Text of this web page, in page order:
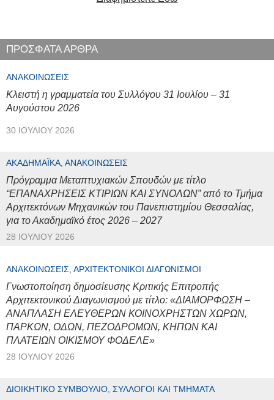
ΠΡΟΣΦΑΤΑ ΑΡΘΡΑ
ΑΝΑΚΟΙΝΏΣΕΙΣ
Κλειστή η γραμματεία του Συλλόγου 31 Ιουλίου – 31
Αυγούστου 2026
30 ΙΟΥΛΊΟΥ 2026
ΑΚΑΔΗΜΑΪΚΆ, ΑΝΑΚΟΙΝΏΣΕΙΣ
Πρόγραμμα Μεταπτυχιακών Σπουδών με τίτλο
“ΕΠΑΝΑΧΡΗΣΕΙΣ ΚΤΙΡΙΩΝ ΚΑΙ ΣΥΝΟΛΩΝ” από το Τμήμα
Αρχιτεκτόνων Μηχανικών του Πανεπιστημίου Θεσσαλίας,
για το Ακαδημαϊκό έτος 2026 – 2027
28 ΙΟΥΛΊΟΥ 2026
ΑΝΑΚΟΙΝΏΣΕΙΣ, ΑΡΧΙΤΕΚΤΟΝΙΚΟΊ ΔΙΑΓΩΝΙΣΜΟΊ
Γνωστοποίηση δημοσίευσης Κριτικής Επιτροπής
Αρχιτεκτονικού Διαγωνισμού με τίτλο: «ΔΙΑΜΟΡΦΩΣΗ –
ΑΝΑΠΛΑΣΗ ΕΛΕΥΘΕΡΩΝ ΚΟΙΝΟΧΡΗΣΤΩΝ ΧΩΡΩΝ,
ΠΑΡΚΩΝ, ΟΔΩΝ, ΠΕΖΟΔΡΟΜΩΝ, ΚΗΠΩΝ ΚΑΙ
ΠΛΑΤΕΙΩΝ ΟΙΚΙΣΜΟΥ ΦΟΔΕΛΕ»
28 ΙΟΥΛΊΟΥ 2026
ΔΙΟΙΚΗΤΙΚΌ ΣΥΜΒΟΎΛΙΟ, ΣΎΛΛΟΓΟΙ ΚΑΙ ΤΜΉΜΑΤΑ